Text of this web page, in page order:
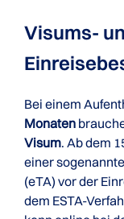
Visums-
Bei einem
Monaten
Visum. Ab dem
einer
(eTA) vor der
dem ESTA-